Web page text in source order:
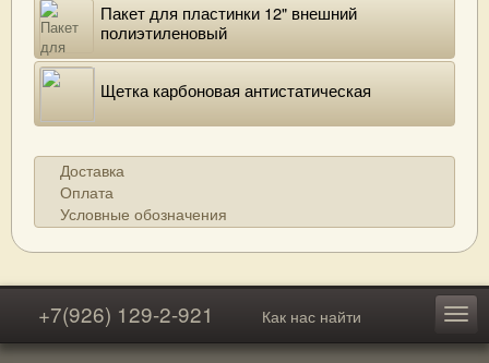
Пакет для пластинки 12" внешний
полиэтиленовый
Щетка карбоновая антистатическая
Доставка
Оплата
Условные обозначения
+7(926) 129-2-921 Как нас найти